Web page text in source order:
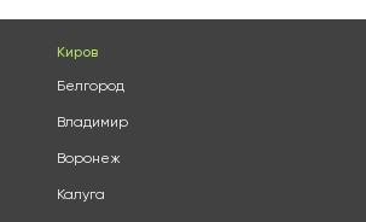
Киров
Белгород
Владимир
Воронеж
Калуга